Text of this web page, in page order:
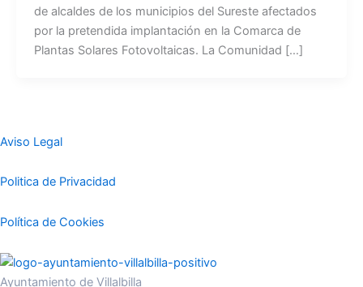
de alcaldes de los municipios del Sureste afectados
por la pretendida implantación en la Comarca de
Plantas Solares Fotovoltaicas. La Comunidad […]
Aviso Legal
Politica de Privacidad
Política de Cookies
Ayuntamiento de Villalbilla